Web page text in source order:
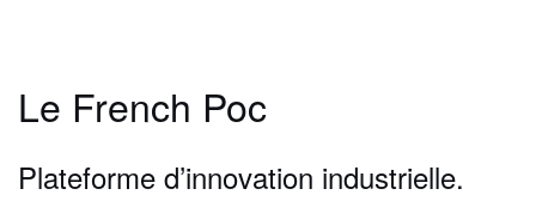
Le French Poc
Plateforme d’innovation industrielle.